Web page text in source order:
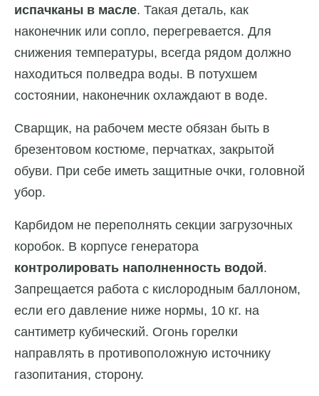
испачканы в масле. Такая деталь, как
наконечник или сопло, перегревается. Для
снижения температуры, всегда рядом должно
находиться полведра воды. В потухшем
состоянии, наконечник охлаждают в воде.
Сварщик, на рабочем месте обязан быть в
брезентовом костюме, перчатках, закрытой
обуви. При себе иметь защитные очки, головной
убор.
Карбидом не переполнять секции загрузочных
коробок. В корпусе генератора
контролировать наполненность водой.
Запрещается работа с кислородным баллоном,
если его давление ниже нормы, 10 кг. на
сантиметр кубический. Огонь горелки
направлять в противоположную источнику
газопитания, сторону.